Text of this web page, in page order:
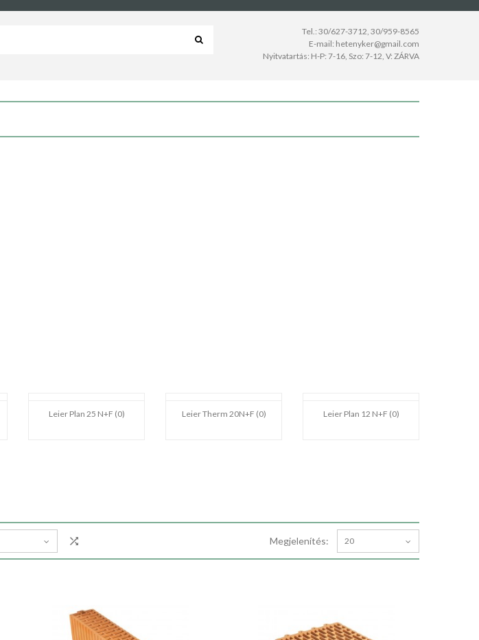
Tel.: 30/627-3712, 30/959-8565
E-mail: hetenyker@gmail.com
Nyitvatartás: H-P: 7-16, Szo: 7-12, V: ZÁRVA
Leier Plan 25 N+F (0) Leier Therm 20N+F (0) Leier Plan 12 N+F (0)
Megjelenítés: 20